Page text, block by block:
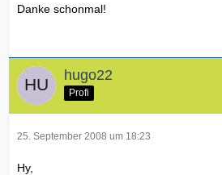
Danke schonmal!
hugo22
Profi
25. September 2008 um 18:23
Hy,